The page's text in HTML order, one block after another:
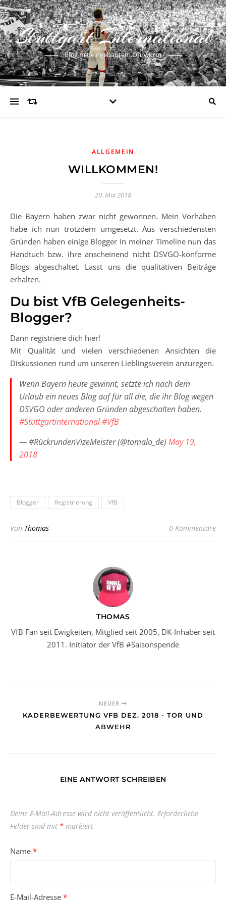
Stuttgart International
Blog mit eingebautem Ohrwurm
ALLGEMEIN
WILLKOMMEN!
20. Mai 2018
Die Bayern haben zwar nicht gewonnen. Mein Vorhaben
habe ich nun trotzdem umgesetzt. Aus verschiedensten
Gründen haben einige Blogger in meiner Timeline nun das
Handtuch bzw. ihre anscheinend nicht DSVGO-konforme
Blogs abgeschaltet. Lasst uns die qualitativen Beiträge
erhalten.
Du bist VfB Gelegenheits-
Blogger?
Dann registriere dich hier!
Mit Qualität und vielen verschiedenen Ansichten die
Diskussionen rund um unseren Lieblingsverein anzuregen.
Wenn Bayern heute gewinnt, setzte ich nach dem
Urlaub ein neues Blog auf für all die, die ihr Blog wegen
DSVGO oder anderen Gründen abgeschalten haben.
#Stuttgartinternational#VfB
— #RückrundenVizeMeister (@tomalo_de) May 19,
2018
Blogger Registrierung VfB
Von Thomas 0 Kommentare
THOMAS
VfB Fan seit Ewigkeiten, Mitglied seit 2005, DK-Inhaber seit
2011. Initiator der VfB #Saisonspende
NEUER
KADERBEWERTUNG VFB DEZ. 2018 - TOR UND
ABWEHR
EINE ANTWORT SCHREIBEN
Deine E-Mail-Adresse wird nicht veröffentlicht. Erforderliche
Felder sind mit * markiert
Name *
E-Mail-Adresse *